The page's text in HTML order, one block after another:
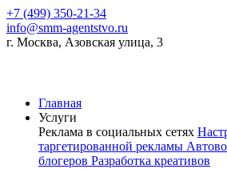
+7 (499) 350-21-34
info@smm-agentstvo.ru
г. Москва, Азовская улица, 3
Главная
Услуги
Реклама в социальных сетях
таргетированной рекламы
блогеров Разработка креативов